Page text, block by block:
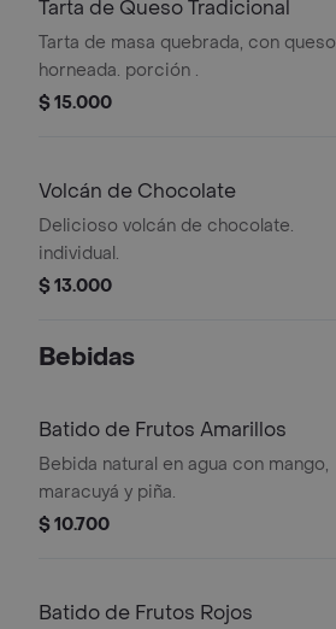
Tarta de Queso Tradicional
Tarta de masa quebrada, con queso
horneada. porción .
$ 15.000
Volcán de Chocolate
Delicioso volcán de chocolate.
individual.
$ 13.000
Bebidas
Batido de Frutos Amarillos
Bebida natural en agua con mango,
maracuyá y piña.
$ 10.700
Batido de Frutos Rojos